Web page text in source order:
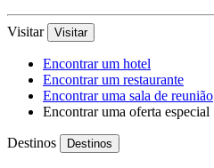
Visitar Visitar
Encontrar um hotel
Encontrar um restaurante
Encontrar uma sala de reunião
Encontrar uma oferta especial
Destinos Destinos